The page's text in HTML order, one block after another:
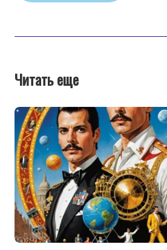
Читать еще